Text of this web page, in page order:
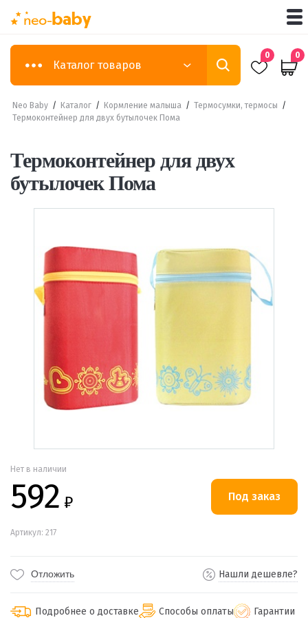
Каталог товаров
0 0
Neo Baby / Каталог / Кормление малыша / Термосумки, термосы /
Термоконтейнер для двух бутылочек Пома
Термоконтейнер для двух
бутылочек Пома
Нет в наличии
592 ₽
Артикул: 217
Отложить Нашли дешевле?
Подробнее о доставке Способы оплаты Гарантии